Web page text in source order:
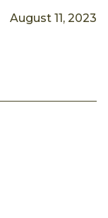
August 11, 2023